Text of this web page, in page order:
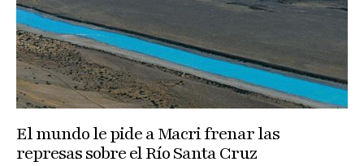
El mundo le pide a Macri frenar las
represas sobre el Río Santa Cruz